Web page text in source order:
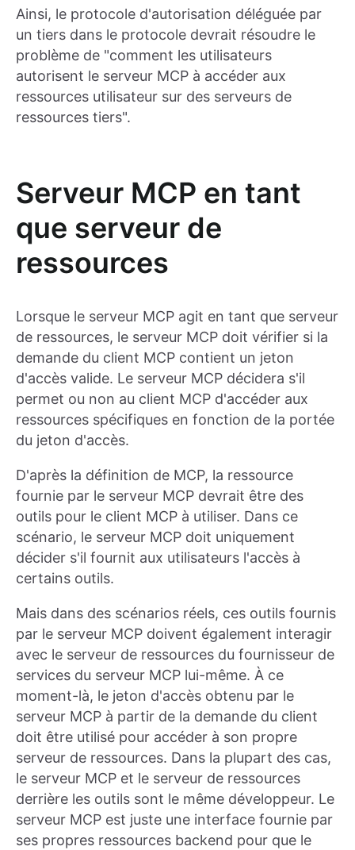
Ainsi, le protocole d'autorisation déléguée par
un tiers dans le protocole devrait résoudre le
problème de "comment les utilisateurs
autorisent le serveur MCP à accéder aux
ressources utilisateur sur des serveurs de
ressources tiers".
Serveur MCP en tant
que serveur de
ressources
Lorsque le serveur MCP agit en tant que serveur
de ressources, le serveur MCP doit vérifier si la
demande du client MCP contient un jeton
d'accès valide. Le serveur MCP décidera s'il
permet ou non au client MCP d'accéder aux
ressources spécifiques en fonction de la portée
du jeton d'accès.
D'après la définition de MCP, la ressource
fournie par le serveur MCP devrait être des
outils pour le client MCP à utiliser. Dans ce
scénario, le serveur MCP doit uniquement
décider s'il fournit aux utilisateurs l'accès à
certains outils.
Mais dans des scénarios réels, ces outils fournis
par le serveur MCP doivent également interagir
avec le serveur de ressources du fournisseur de
services du serveur MCP lui-même. À ce
moment-là, le jeton d'accès obtenu par le
serveur MCP à partir de la demande du client
doit être utilisé pour accéder à son propre
serveur de ressources. Dans la plupart des cas,
le serveur MCP et le serveur de ressources
derrière les outils sont le même développeur. Le
serveur MCP est juste une interface fournie par
ses propres ressources backend pour que le